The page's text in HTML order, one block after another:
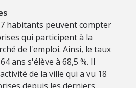
habitants peuvent compter
qui participent à la
de l'emploi. Ainsi, le taux
ans s'élève à 68,5 %. Il
de la ville qui a vu 18